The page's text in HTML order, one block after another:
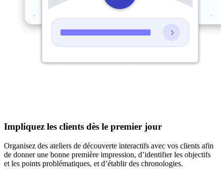
Impliquez les clients dès le premier jour
Organisez des ateliers de découverte interactifs avec vos clients afin
de donner une bonne première impression, d’identifier les objectifs
et les points problématiques, et d’établir des chronologies.